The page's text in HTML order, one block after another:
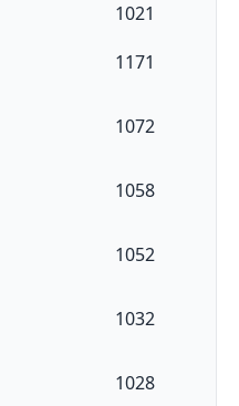
1021
1171
1072
1058
1052
1032
1028